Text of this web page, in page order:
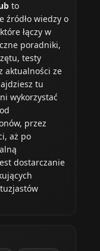
to
źródło wiedzy o
łączy w
poradniki,
testy
aktualności ze
tu
wykorzystać
przez
aż po
dostarczanie